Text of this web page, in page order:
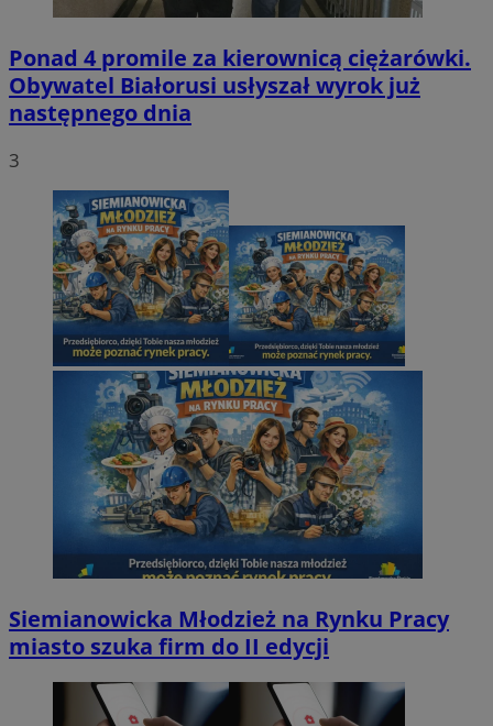
Ponad 4 promile za kierownicą ciężarówki.
Obywatel Białorusi usłyszał wyrok już
następnego dnia
3
Siemianowicka Młodzież na Rynku Pracy
miasto szuka firm do II edycji